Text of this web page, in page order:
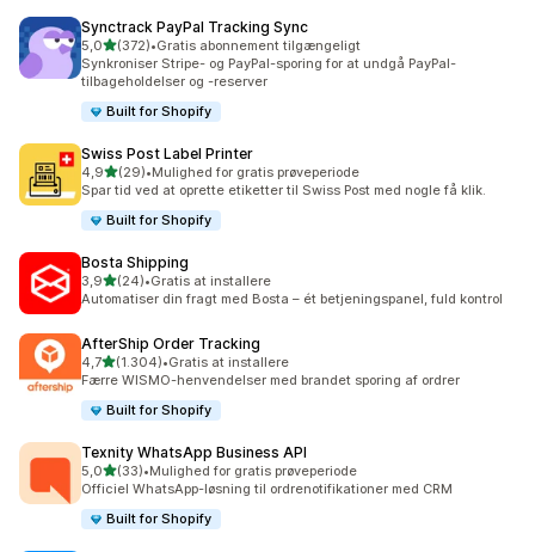
Synctrack PayPal Tracking Sync
5,0ud af 5 stjerner
(372)
372 anmeldelser i alt
•Gratis abonnement tilgængeligt
Synkroniser Stripe- og PayPal-sporing for at undgå PayPal-
tilbageholdelser og -reserver
Built for Shopify
Swiss Post Label Printer
4,9ud af 5 stjerner
(29)
29 anmeldelser i alt
•Mulighed for gratis prøveperiode
Spar tid ved at oprette etiketter til Swiss Post med nogle få klik.
Built for Shopify
Bosta Shipping
3,9ud af 5 stjerner
(24)
24 anmeldelser i alt
•Gratis at installere
Automatiser din fragt med Bosta – ét betjeningspanel, fuld kontrol
AfterShip Order Tracking
4,7ud af 5 stjerner
(1.304)
1304 anmeldelser i alt
•Gratis at installere
Færre WISMO-henvendelser med brandet sporing af ordrer
Built for Shopify
Texnity WhatsApp Business API
5,0ud af 5 stjerner
(33)
33 anmeldelser i alt
•Mulighed for gratis prøveperiode
Officiel WhatsApp-løsning til ordrenotifikationer med CRM
Built for Shopify